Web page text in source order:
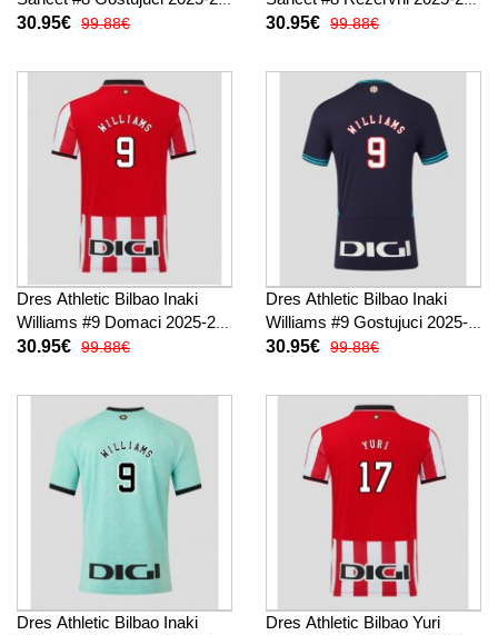
Kratak Rukav
30.95€ 99.88€
Kratak Rukav
30.95€ 99.88€
Dres Athletic Bilbao Inaki
Williams #9 Domaci 2025-26
Kratak Rukav
30.95€ 99.88€
Dres Athletic Bilbao Inaki
Williams #9 Gostujuci 2025-
26 Kratak Rukav
30.95€ 99.88€
Dres Athletic Bilbao Inaki
Dres Athletic Bilbao Yuri